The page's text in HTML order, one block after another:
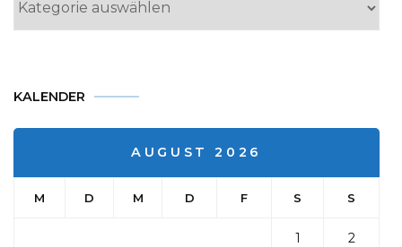
KALENDER
AUGUST 2026
M D M D F S S
1 2